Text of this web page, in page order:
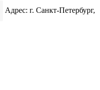
Адрес: г. Санкт-Петербург,